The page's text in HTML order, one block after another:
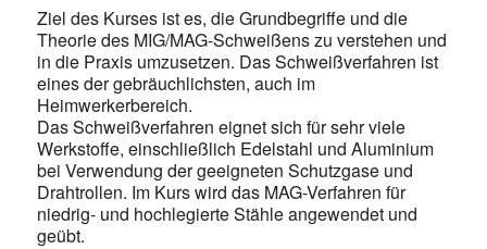
Ziel des Kurses ist es, die Grundbegriffe und die
Theorie des MIG/MAG-Schweißens zu verstehen und
in die Praxis umzusetzen. Das Schweißverfahren ist
eines der gebräuchlichsten, auch im
Heimwerkerbereich.
Das Schweißverfahren eignet sich für sehr viele
Werkstoffe, einschließlich Edelstahl und Aluminium
bei Verwendung der geeigneten Schutzgase und
Drahtrollen. Im Kurs wird das MAG-Verfahren für
niedrig- und hochlegierte Stähle angewendet und
geübt.